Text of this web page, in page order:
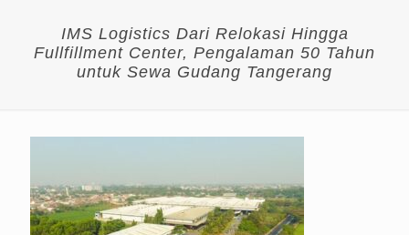
IMS Logistics Dari Relokasi Hingga
Fullfillment Center, Pengalaman 50 Tahun
untuk Sewa Gudang Tangerang